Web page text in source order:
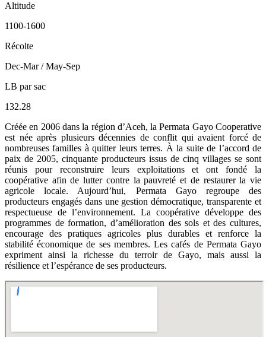
Altitude
1100-1600
Récolte
Dec-Mar / May-Sep
LB par sac
132.28
Créée en 2006 dans la région d’Aceh, la Permata Gayo Cooperative
est née après plusieurs décennies de conflit qui avaient forcé de
nombreuses familles à quitter leurs terres. À la suite de l’accord de
paix de 2005, cinquante producteurs issus de cinq villages se sont
réunis pour reconstruire leurs exploitations et ont fondé la
coopérative afin de lutter contre la pauvreté et de restaurer la vie
agricole locale. Aujourd’hui, Permata Gayo regroupe des
producteurs engagés dans une gestion démocratique, transparente et
respectueuse de l’environnement. La coopérative développe des
programmes de formation, d’amélioration des sols et des cultures,
encourage des pratiques agricoles plus durables et renforce la
stabilité économique de ses membres. Les cafés de Permata Gayo
expriment ainsi la richesse du terroir de Gayo, mais aussi la
résilience et l’espérance de ses producteurs.